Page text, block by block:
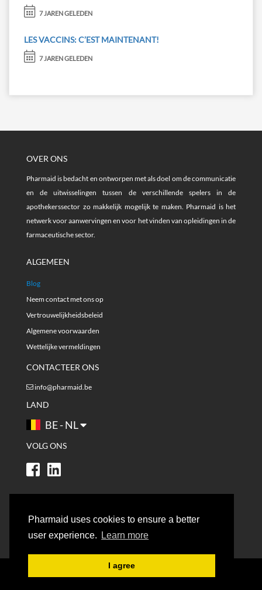
Pharmaid uses cookies to ensure a better
user experience.
Learn more
I agree
7 JAREN GELEDEN
LES VACCINS: C’EST MAINTENANT!
7 JAREN GELEDEN
OVER ONS
Pharmaid is bedacht en ontworpen met als doel om de communicatie
en de uitwisselingen tussen de verschillende spelers in de
apothekerssector zo makkelijk mogelijk te maken. Pharmaid is het
netwerk voor aanwervingen en voor het vinden van opleidingen in de
farmaceutische sector.
ALGEMEEN
Blog
Neem contact met ons op
Vertrouwelijkheidsbeleid
Algemene voorwaarden
Wettelijke vermeldingen
CONTACTEER ONS
info@pharmaid.be
LAND
BE - NL
VOLG ONS